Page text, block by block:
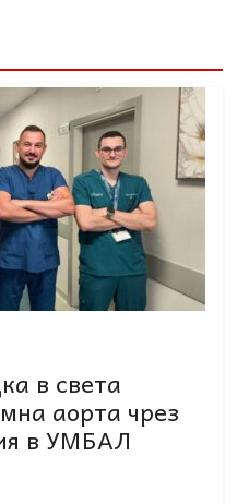
в света
аорта чрез
в УМБАЛ